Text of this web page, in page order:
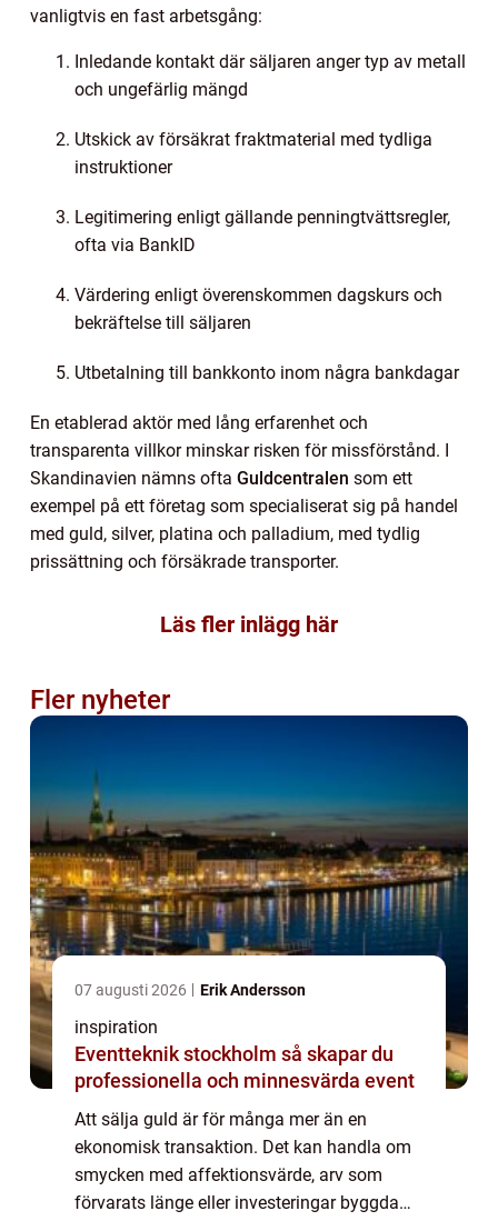
vanligtvis en fast arbetsgång:
Inledande kontakt där säljaren anger typ av metall
och ungefärlig mängd
Utskick av försäkrat fraktmaterial med tydliga
instruktioner
Legitimering enligt gällande penningtvättsregler,
ofta via BankID
Värdering enligt överenskommen dagskurs och
bekräftelse till säljaren
Utbetalning till bankkonto inom några bankdagar
En etablerad aktör med lång erfarenhet och
transparenta villkor minskar risken för missförstånd. I
Skandinavien nämns ofta Guldcentralen som ett
exempel på ett företag som specialiserat sig på handel
med guld, silver, platina och palladium, med tydlig
prissättning och försäkrade transporter.
Läs fler inlägg här
Fler nyheter
07 augusti 2026 Erik Andersson
inspiration
Eventteknik stockholm så skapar du
professionella och minnesvärda event
Att sälja guld är för många mer än en
ekonomisk transaktion. Det kan handla om
smycken med affektionsvärde, arv som
förvarats länge eller investeringar byggda